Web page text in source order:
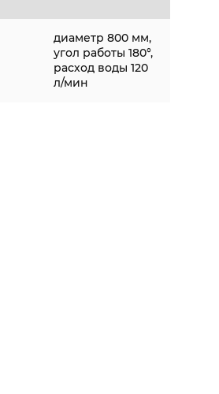
диаметр 800 мм,
угол работы 180°,
расход воды 120
л/мин